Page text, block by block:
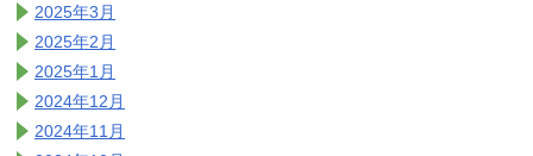
2025年3月
2025年2月
2025年1月
2024年12月
2024年11月